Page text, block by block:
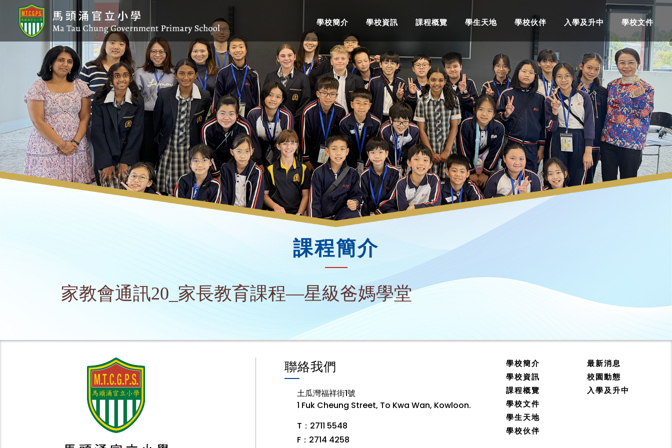
學校簡介 學校資訊 課程概覽 學生天地 學校伙伴 入學及升中 學校文件
課程簡介
家教會通訊20_家長教育課程―星級爸媽學堂
聯絡我們
土瓜灣福祥街1號
1 Fuk Cheung Street, To Kwa Wan, Kowloon.
T：2711 5548
F：2714 4258
學校簡介
學校資訊
課程概覽
學校文件
學生天地
學校伙伴
最新消息
校園動態
入學及升中